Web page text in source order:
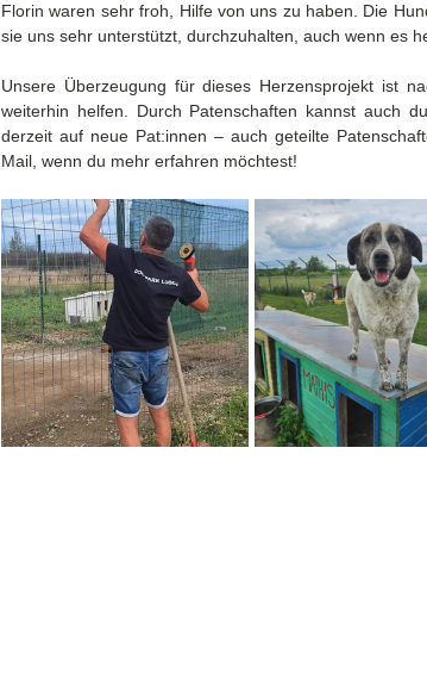
Florin waren sehr froh, Hilfe von uns zu haben. Die
sie uns sehr unterstützt, durchzuhalten, auch wenn es
Unsere Überzeugung für dieses Herzensprojekt ist
weiterhin helfen. Durch Patenschaften kannst auch
derzeit auf neue Pat:innen – auch geteilte
Mail, wenn du mehr erfahren möchtest!